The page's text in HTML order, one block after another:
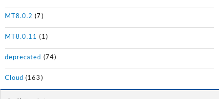
MT8.0.2 (7)
MT8.0.11 (1)
deprecated (74)
Cloud (163)